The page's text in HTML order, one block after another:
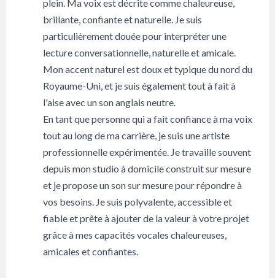
plein. Ma voix est décrite comme chaleureuse,
brillante, confiante et naturelle. Je suis
particulièrement douée pour interpréter une
lecture conversationnelle, naturelle et amicale.
Mon accent naturel est doux et typique du nord du
Royaume-Uni, et je suis également tout à fait à
l'aise avec un son anglais neutre.
En tant que personne qui a fait confiance à ma voix
tout au long de ma carrière, je suis une artiste
professionnelle expérimentée. Je travaille souvent
depuis mon studio à domicile construit sur mesure
et je propose un son sur mesure pour répondre à
vos besoins. Je suis polyvalente, accessible et
fiable et prête à ajouter de la valeur à votre projet
grâce à mes capacités vocales chaleureuses,
amicales et confiantes.